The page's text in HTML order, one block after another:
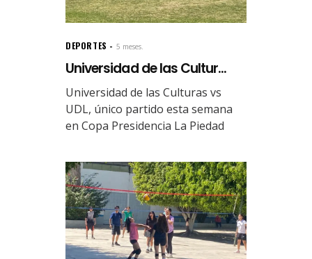
DEPORTES 5 meses.
Universidad de las Cultur...
Universidad de las Culturas vs
UDL, único partido esta semana
en Copa Presidencia La Piedad